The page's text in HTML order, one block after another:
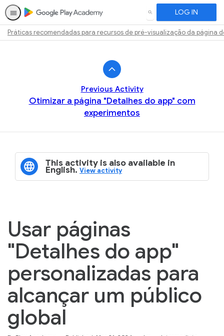
SEARCH LOG IN
Práticas recomendadas para recursos de pré-visualização da página
Previous Activity
Otimizar a página "Detalhes do app" com
experimentos
This activity is also available in
English.View activity
Usar páginas
"Detalhes do app"
personalizadas para
alcançar um público
global